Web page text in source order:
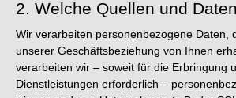
2. Welche Quellen und
Wir verarbeiten personenbezogene Daten,
unserer Geschäftsbeziehung von Ihnen
verarbeiten wir – soweit für die Erbringung
Dienstleistungen erforderlich –